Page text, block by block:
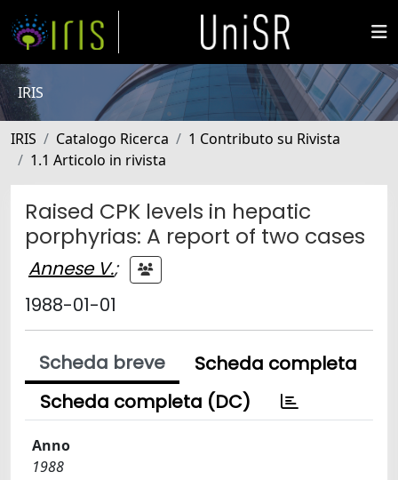
IRIS
IRIS Catalogo Ricerca
1 Contributo su Rivista
1.1 Articolo in rivista
Raised CPK levels in hepatic
porphyrias: A report of two cases
Annese V.;
1988-01-01
Scheda breve
Scheda completa
Scheda completa (DC)
Anno
1988